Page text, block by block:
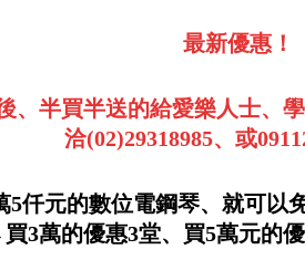
最新優惠！
半買半送的給愛樂人士、
洽(02)29318985、或
仟元的數位電鋼琴、就可
3萬的優惠3堂、買5萬元的